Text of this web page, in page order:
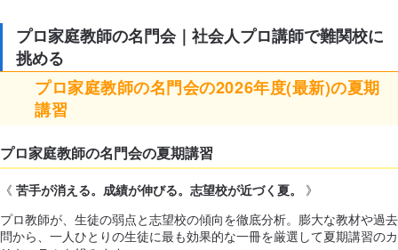
プロ家庭教師の名門会｜社会人プロ講師で難関校に
挑める
プロ家庭教師の名門会の2026年度(最新)の夏期
講習
プロ家庭教師の名門会の夏期講習
《 苦手が消える。成績が伸びる。志望校が近づく夏。
》
プロ教師が、生徒の弱点と志望校の傾向を徹底分析。膨大な教材や過去
問から、一人ひとりの生徒に最も効果的な一冊を厳選して夏期講習のカ